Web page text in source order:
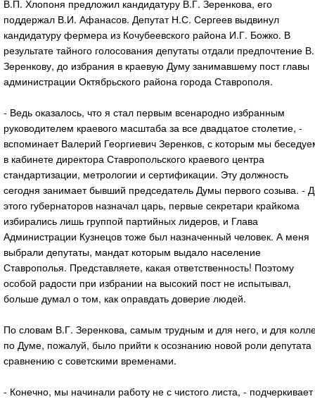
В.П. Хлопоня предложил кандидатуру В.Г. Зеренкова, его
поддержал В.И. Афанасов. Депутат Н.С. Сергеев выдвинул
кандидатуру фермера из Кочубеевского района И.Г. Божко. В
результате тайного голосования депутаты отдали предпочтение
Зеренкову, до избрания в краевую Думу занимавшему пост главы
администрации Октябрьского района города Ставрополя.
- Ведь оказалось, что я стал первым всенародно избранным
руководителем краевого масштаба за все двадцатое столетие, -
вспоминает Валерий Георгиевич Зеренков, с которым мы
в кабинете директора Ставропольского краевого центра
стандартизации, метрологии и сертификации. Эту должность
сегодня занимает бывший председатель Думы первого созыва. -
этого губернаторов назначал царь, первые секретари крайкома
избирались лишь группой партийных лидеров, и Глава
Администрации Кузнецов тоже был назначенный человек. А меня
выбрали депутаты, мандат которым выдало население
Ставрополья. Представляете, какая ответственность! Поэтому
особой радости при избрании на высокий пост не испытывал,
больше думал о том, как оправдать доверие людей.
По словам В.Г. Зеренкова, самым трудным и для него, и для
по Думе, пожалуй, было прийти к осознанию новой роли депутата
сравнению с советскими временами.
- Конечно, мы начинали работу не с чистого листа, - подчеркивает